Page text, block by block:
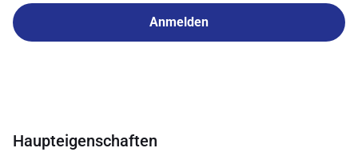
Anmelden
Haupteigenschaften